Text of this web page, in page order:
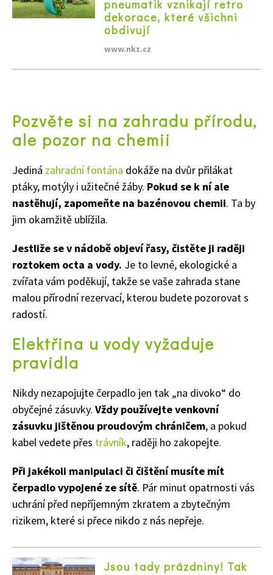
Naše krásná zahrada
pneumatik vznikají retro
dekorace, které všichni
obdivují
www.nkz.cz
Pozvěte si na zahradu přírodu,
ale pozor na chemii
Jediná zahradní fontána dokáže na dvůr přilákat
ptáky, motýly i užitečné žáby. Pokud se k ní ale
nastěhují, zapomeňte na bazénovou chemii. Ta by
jim okamžitě ublížila.
Jestliže se v nádobě objeví řasy, čistěte ji raději
roztokem octa a vody. Je to levné, ekologické a
zvířata vám poděkují, takže se vaše zahrada stane
malou přírodní rezervací, kterou budete pozorovat s
radostí.
Elektřina u vody vyžaduje
pravidla
Nikdy nezapojujte čerpadlo jen tak „na divoko“ do
obyčejné zásuvky. Vždy používejte venkovní
zásuvku jištěnou proudovým chráničem, a pokud
kabel vedete přes trávník, raději ho zakopejte.
Při jakékoli manipulaci či čištění musíte mít
čerpadlo vypojené ze sítě. Pár minut opatrnosti vás
uchrání před nepříjemným zkratem a zbytečným
rizikem, které si přece nikdo z nás nepřeje.
Jsou tady prázdniny! Tak